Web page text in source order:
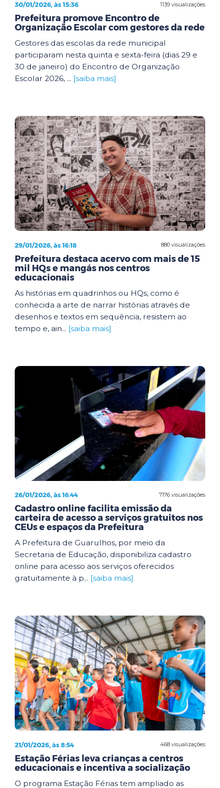
1139 visualizações
30/01/2026, às 15:36
Prefeitura promove Encontro de
Organização Escolar com gestores da rede
Gestores das escolas da rede municipal
participaram nesta quinta e sexta-feira (dias 29 e
30 de janeiro) do Encontro de Organização
Escolar 2026, ... [saiba mais]
880 visualizações
29/01/2026, às 16:18
Prefeitura destaca acervo com mais de 15
mil HQs e mangás nos centros
educacionais
As histórias em quadrinhos ou HQs, como é
conhecida a arte de narrar histórias através de
desenhos e textos em sequência, resistem ao
tempo e, ain... [saiba mais]
7176 visualizações
26/01/2026, às 16:44
Cadastro online facilita emissão da
carteira de acesso a serviços gratuitos nos
CEUs e espaços da Prefeitura
A Prefeitura de Guarulhos, por meio da
Secretaria de Educação, disponibiliza cadastro
online para acesso aos serviços oferecidos
gratuitamente à p... [saiba mais]
468 visualizações
21/01/2026, às 8:54
Estação Férias leva crianças a centros
educacionais e incentiva a socialização
O programa Estação Férias tem ampliado as